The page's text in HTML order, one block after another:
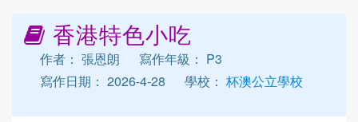
香港特色小吃
作者： 張恩朗
寫作年級： P3
寫作日期： 2026-4-28
學校： 杯澳公立學校